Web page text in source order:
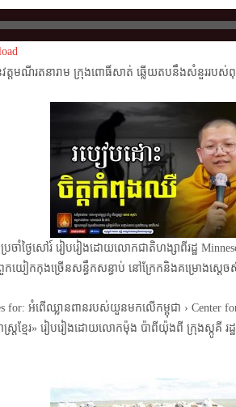
ត្តមណីរតនារាម ក្រុងពោធិ៍សាត់ ឆ្លើយតបនឹងសំនួររប
រចាំថ្ងៃសៅរ៍ រៀបរៀងដោយលោកជាតិហង្សាពីរដ្ឋ
យៀកកុងច្រើនសន្ធឹកសន្ធាប់ នៅក្រែកនិងគម្រោងស្ដេ
ាស្ត្រខ្មែរ» រៀបរៀងដោយលោកម៉ុង ប៉ាពីយ៉ុងពី ក្រុងស្កូ